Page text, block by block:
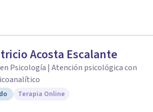
Acosta Escalante
Psicología | Atención psicológica con
Terapia Online